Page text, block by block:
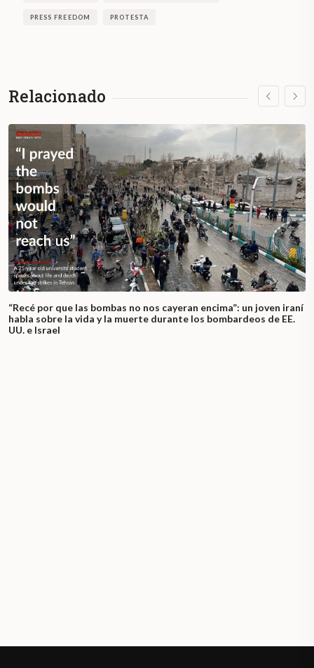
PRESS FREEDOM PROTESTA
Relacionado
“Recé por que las bombas no nos cayeran encima”: un joven iraní
habla sobre la vida y la muerte durante los bombardeos de EE.
UU. e Israel